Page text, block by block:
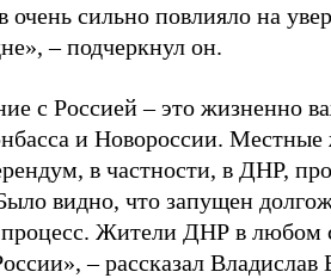
очень сильно повлияло на
– подчеркнул он.
с Россией – это жизненно
и Новороссии.
в частности, в ДНР,
видно, что запущен
Жители ДНР в любом
– рассказал Владислав